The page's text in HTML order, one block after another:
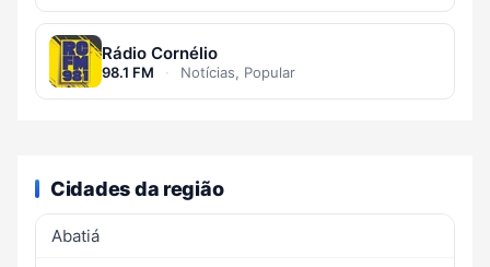
Rádio Cornélio
98.1 FM · Notícias, Popular
Cidades da região
Abatiá